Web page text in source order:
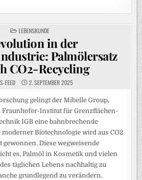
POSTED
IN
LEBENSKUNDE
in der
Palmölersatz
CO2-Recycling
FEED 2. SEPTEMBER 2025
gelingt der Mibelle Group,
Fraunhofer-Institut für Grenzflächen-
IGB eine bahnbrechende
Biotechnologie wird aus CO2
gewonnen. Diese wegweisende
es, Palmöl in Kosmetik und vielen
täglichen Lebens nachhaltig zu
grundlegend zu verändern.